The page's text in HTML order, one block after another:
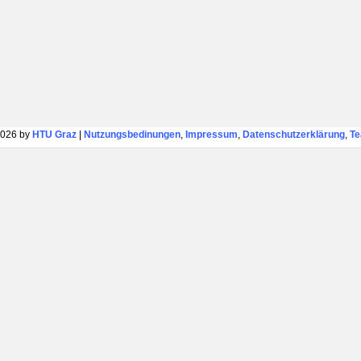
by HTU Graz| Nutzungsbedinungen, Impressum, Datenschutzerklärung,